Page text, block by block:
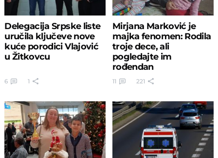
Delegacija Srpske liste
uručila ključeve nove
kuće porodici Vlajović
u Žitkovcu
6 1
Mirjana Marković je
majka fenomen: Rodila
troje dece, ali
pogledajte im
rođendan
11 221